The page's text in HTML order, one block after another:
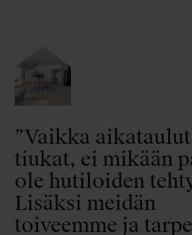
”Vaikka
tiukat, ei mikään
ole hutiloiden
Lisäksi meidän
toiveemme ja